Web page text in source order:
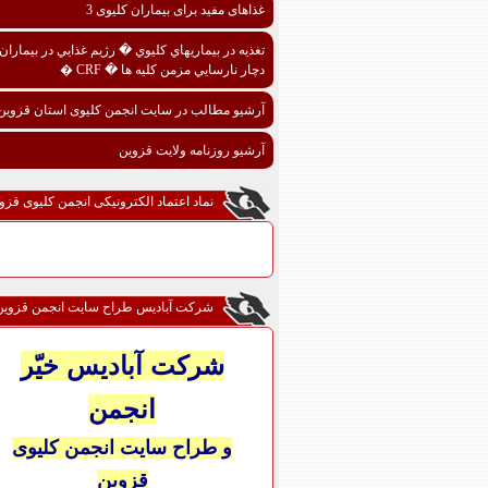
غذاهای مفید برای بیماران کلیوی 3
تغذيه در بيماريهاي کليوي � رژيم غذايي در بيماران
دچار نارسايي مزمن کليه ها � CRF �
آرشیو مطالب در سایت انجمن کلیوی استان
آرشیو روزنامه ولایت قزوین
نماد اعتماد الکترونیکی انجمن کلیوی
شرکت آبادیس طراح سایت انجمن
شرکت آبادیس خیّر
انجمن
و طراح سایت انجمن کلیوی
قزوین